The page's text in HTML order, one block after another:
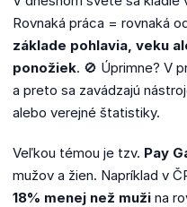
Rovnaká práca = rovnaká
základe pohlavia, veku
ponožiek. 🚫 Úprimne? V
a preto sa zavádzajú
alebo verejné štatistiky.
Veľkou témou je tzv. Pay
mužov a žien. Napríklad v
18% menej než muži na